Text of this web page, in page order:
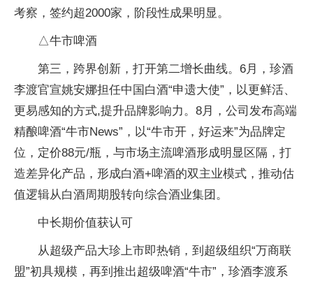
考察，签约超2000家，阶段性成果明显。
△牛市啤酒
第三，跨界创新，打开第二增长曲线。6月，珍酒
李渡官宣姚安娜担任中国白酒“申遗大使”，以更鲜活、
更易感知的方式,提升品牌影响力。8月，公司发布高端
精酿啤酒“牛市News”，以“牛市开，好运来”为品牌定
位，定价88元/瓶，与市场主流啤酒形成明显区隔，打
造差异化产品，形成白酒+啤酒的双主业模式，推动估
值逻辑从白酒周期股转向综合酒业集团。
中长期价值获认可
从超级产品大珍上市即热销，到超级组织“万商联
盟”初具规模，再到推出超级啤酒“牛市”，珍酒李渡系